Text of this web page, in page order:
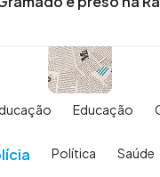
Educação
Política Saúde